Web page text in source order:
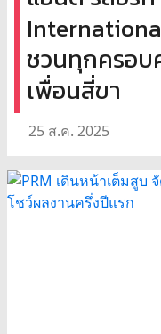
ชวนทุกครอ
เพื่อนสี่ขา
25 ส.ค. 2025